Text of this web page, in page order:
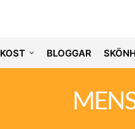
KOST BLOGGAR